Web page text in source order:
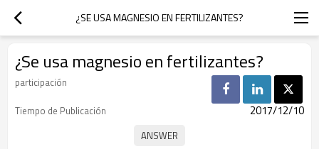
¿SE USA MAGNESIO EN FERTILIZANTES?
¿Se usa magnesio en fertilizantes?
participación
Tiempo de Publicación
2017/12/10